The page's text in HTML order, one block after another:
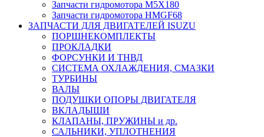
Запчасти гидромотора M5X180
Запчасти гидромотора HMGF68
ЗАПЧАСТИ ДЛЯ ДВИГАТЕЛЕЙ ISUZU
ПОРШНЕКОМПЛЕКТЫ
ПРОКЛАДКИ
ФОРСУНКИ И ТНВД
СИСТЕМА ОХЛАЖДЕНИЯ, СМАЗКИ
ТУРБИНЫ
ВАЛЫ
ПОДУШКИ ОПОРЫ ДВИГАТЕЛЯ
ВКЛАДЫШИ
КЛАПАНЫ, ПРУЖИНЫ и др.
САЛЬНИКИ, УПЛОТНЕНИЯ